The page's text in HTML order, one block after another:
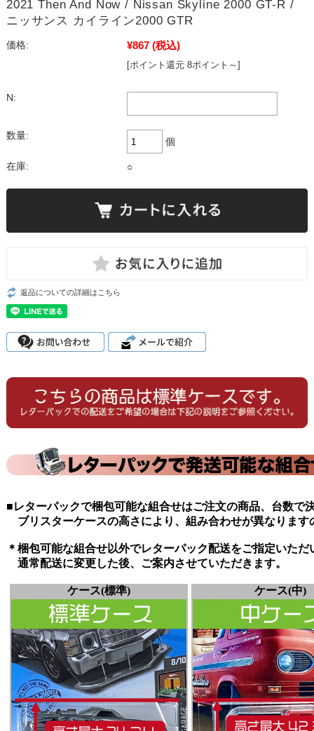
2021 Then And Now / Nissan Skyline 2000 GT-R /
ニッサンス カイライン2000 GTR
価格: ¥867 (税込)
[ポイント還元 8ポイント～]
N:
数量:
個
在庫: ○
返品についての詳細はこちら
■レターパックで梱包可能な組合せはご注文の商品、台数で
ブリスターケースの高さにより、組み合わせが異なります
＊梱包可能な組合せ以外でレターパック配送をご指定いただ
通常配送に変更した後、ご案内させていただきます。
ケース(標準) ケース(中)